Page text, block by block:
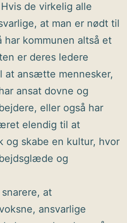
de virkelig alle
at man er nødt til
har kommunen altså et
er deres ledere
at ansætte mennesker,
ansat dovne og
eller også har
elendig til at
og skabe en kultur, hvor
og
at
ansvarlige